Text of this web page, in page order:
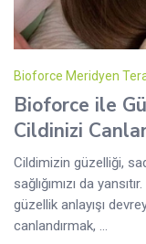
Bioforce Meridyen
Bioforce ile
Cildinizi
Cildimizin güzelliği,
sağlığımızı da
güzellik anlayışı
canlandırmak, ...